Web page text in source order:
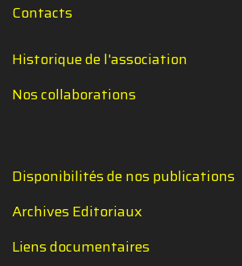
Contacts
Historique de l'association
Nos collaborations
Disponibilités de nos publications
Archives Editoriaux
Liens documentaires